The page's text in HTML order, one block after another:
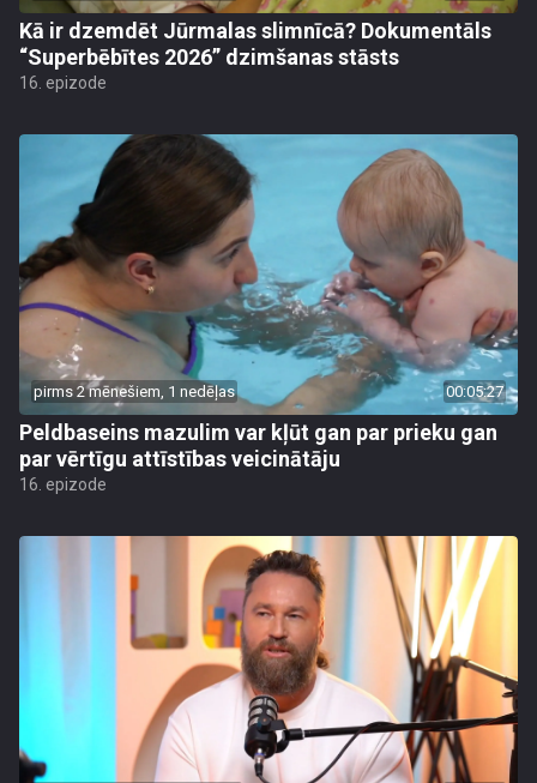
Kā ir dzemdēt Jūrmalas slimnīcā? Dokumentāls
“Superbēbītes 2026” dzimšanas stāsts
16. epizode
pirms 2 mēnešiem, 1 nedēļas 00:05:27
Peldbaseins mazulim var kļūt gan par prieku gan
par vērtīgu attīstības veicinātāju
16. epizode